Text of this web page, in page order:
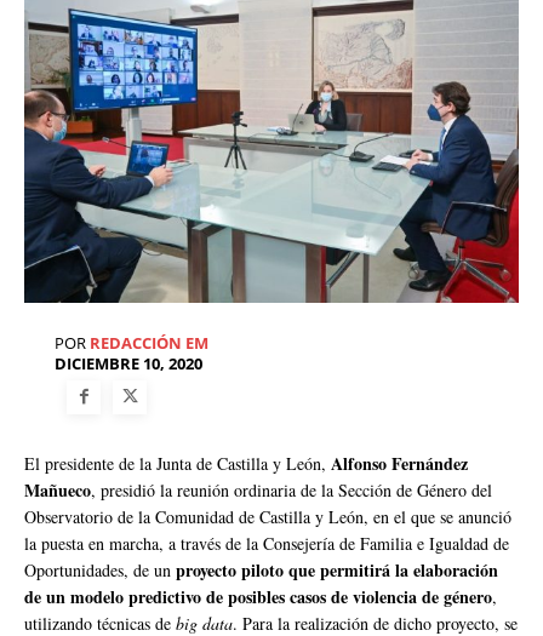
POR REDACCIÓN EM
DICIEMBRE 10, 2020
El presidente de la Junta de Castilla y León, Alfonso Fernández
Mañueco, presidió la reunión ordinaria de la Sección de Género del
Observatorio de la Comunidad de Castilla y León, en el que se anunció
la puesta en marcha, a través de la Consejería de Familia e Igualdad de
Oportunidades, de un proyecto piloto que permitirá la elaboración
de un modelo predictivo de posibles casos de violencia de género,
utilizando técnicas de big data. Para la realización de dicho proyecto, se